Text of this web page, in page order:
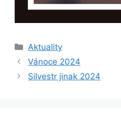
Rubriky
Aktuality
Vánoce 2024
Silvestr jinak 2024